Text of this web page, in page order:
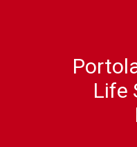
Life